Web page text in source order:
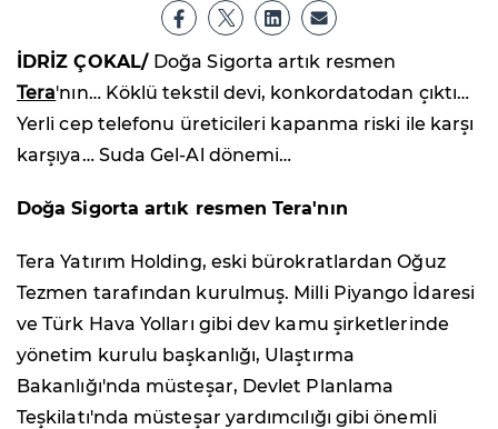
İDRİZ ÇOKAL/ Doğa Sigorta artık resmen
Tera'nın… Köklü tekstil devi, konkordatodan çıktı…
Yerli cep telefonu üreticileri kapanma riski ile karşı
karşıya… Suda Gel-Al dönemi…
Doğa Sigorta artık resmen Tera'nın
Tera Yatırım Holding, eski bürokratlardan Oğuz
Tezmen tarafından kurulmuş. Milli Piyango İdaresi
ve Türk Hava Yolları gibi dev kamu şirketlerinde
yönetim kurulu başkanlığı, Ulaştırma
Bakanlığı'nda müsteşar, Devlet Planlama
Teşkilatı'nda müsteşar yardımcılığı gibi önemli